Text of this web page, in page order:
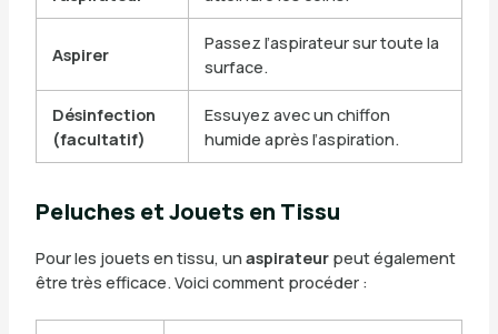
Aspirer
Passez l’aspirateur sur toute la
surface.
Désinfection
(facultatif)
Essuyez avec un chiffon
humide après l’aspiration.
Peluches et Jouets en Tissu
Pour les jouets en tissu, un aspirateurpeut également
être très efficace. Voici comment procéder :